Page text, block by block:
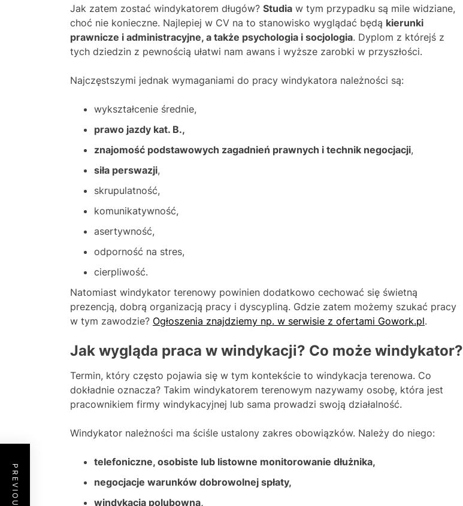
Jak zatem zostać windykatorem długów? Studia w tym przypadku są mile widziane,
choć nie konieczne. Najlepiej w CV na to stanowisko wyglądać będą kierunki
prawnicze i administracyjne, a także psychologia i socjologia. Dyplom z którejś z
tych dziedzin z pewnością ułatwi nam awans i wyższe zarobki w przyszłości.
Najczęstszymi jednak wymaganiami do pracy windykatora należności są:
wykształcenie średnie,
prawo jazdy kat. B.,
znajomość podstawowych zagadnień prawnych i technik negocjacji,
siła perswazji,
skrupulatność,
komunikatywność,
asertywność,
odporność na stres,
cierpliwość.
Natomiast windykator terenowy powinien dodatkowo cechować się świetną
prezencją, dobrą organizacją pracy i dyscypliną. Gdzie zatem możemy szukać pracy
w tym zawodzie? Ogłoszenia znajdziemy np. w serwisie z ofertami Gowork.pl.
Jak wygląda praca w windykacji? Co może windykator?
Termin, który często pojawia się w tym kontekście to windykacja terenowa. Co
dokładnie oznacza? Takim windykatorem terenowym nazywamy osobę, która jest
pracownikiem firmy windykacyjnej lub sama prowadzi swoją działalność.
Windykator należności ma ściśle ustalony zakres obowiązków. Należy do niego:
telefoniczne, osobiste lub listowne monitorowanie dłużnika,
negocjacje warunków dobrowolnej spłaty,
windykacja polubowna,